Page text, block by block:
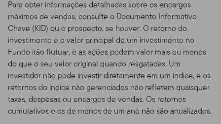
Para obter informações detalhadas sobre os encargos
máximos de vendas, consulte o Documento Informativo-
Chave (KID) ou o prospecto, se houver. O retorno do
investimento e o valor principal de um investimento no
Fundo irão flutuar, e as ações podem valer mais ou menos
do que o seu valor original quando resgatadas. Um
investidor não pode investir diretamente em um índice, e os
retornos do índice não gerenciados não refletem quaisquer
taxas, despesas ou encargos de vendas. Os retornos
cumulativos e os de menos de um ano não são anualizados.
conta de acesso através de nosso Site, é responsável
único por manter a confiabilidade de sua conta e de sua
senha (ou Número de Identificação Pessoal - PIN) e por
controlar o acesso em seu computador. Você concorda
em assumir todas as responsabilidades do que ocorrer
dentro de sua conta e do uso da senha sob sua
conduta ou negligência. Notifique-nos imediatamente
se você tomar consciência de algum tipo de perda,
exibição/uso não autorizado ou roubo de sua senha.